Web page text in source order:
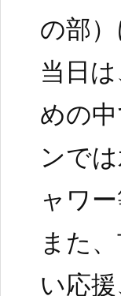
の部
当日
めの
ンで
ャワ
また
い応